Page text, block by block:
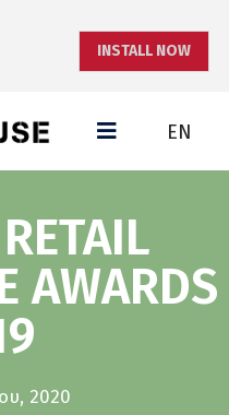
EN
AWARDS
2020
INSTALL NOW